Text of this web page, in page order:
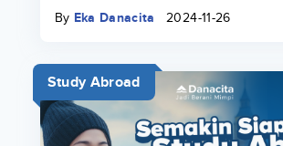
By Eka Danacita 2024-11-26
Study Abroad